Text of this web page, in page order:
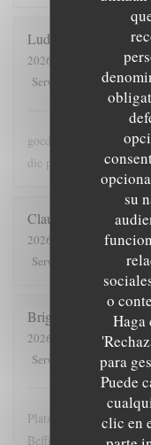
su
o
Haga
para
Puede
clic en
Ludo
2026-07-30
- 18:00 -
Servicio
Ambiente
goede bediening ,
die prijs
Claude
2026-08-01
- 19:30 -
Servicio
Ambiente
Brigitte
2026-07-28
- 12:00 -
Servicio
Ambiente
Plats copieux et
Beffroi !